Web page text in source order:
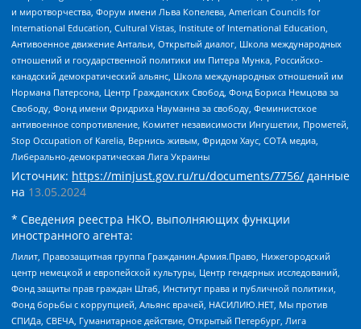
и миротворчества, Форум имени Льва Копелева, American Councils for
International Education, Cultural Vistas, Institute of International Education,
Антивоенное движение Антальи, Открытый диалог, Школа международных
отношений и государственной политики им Питера Мунка, Российско-
канадский демократический альянс, Школа международных отношений им
Нормана Патерсона, Центр Гражданских Свобод, Фонд Бориса Немцова за
Свободу, Фонд имени Фридриха Науманна за свободу, Феминистское
антивоенное сопротивление, Комитет независимости Ингушетии, Прометей,
Stop Occupation of Karelia, Вернись живым, Фридом Хаус, СОТА медиа,
Либерально-демократическая Лига Украины
Источник: https://minjust.gov.ru/ru/documents/7756/ данные
на 13.05.2024
* Сведения реестра НКО, выполняющих функции
иностранного агента:
Лилит, Правозащитная группа Гражданин.Армия.Право, Нижегородский
центр немецкой и европейской культуры, Центр гендерных исследований,
Фонд защиты прав граждан Штаб, Институт права и публичной политики,
Фонд борьбы с коррупцией, Альянс врачей, НАСИЛИЮ.НЕТ, Мы против
СПИДа, СВЕЧА, Гуманитарное действие, Открытый Петербург, Лига